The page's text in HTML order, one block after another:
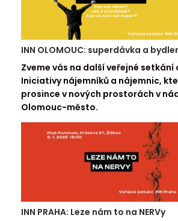
INN OLOMOUC: superdávka a
Zveme vás na další veřejné setkání
Iniciativy nájemníků a nájemnic,
prosince v nových prostorách v
Olomouc-město.
INN PRAHA: Leze nám to na NERVy